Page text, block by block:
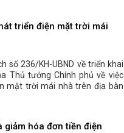
triển điện mặt trời mái
số 236/KH-UBND về triển khai
Thủ tướng Chính phủ về việc
mặt trời mái nhà trên địa bàn
giảm hóa đơn tiền điện